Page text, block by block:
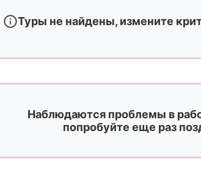
Туры не найдены, измените
Наблюдаются проблемы в
попробуйте еще раз